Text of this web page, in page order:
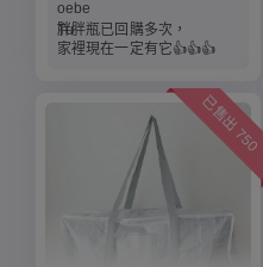
胖胖瓶已回購多次，
家裡現在一定有它👍👍👍
已售出 750